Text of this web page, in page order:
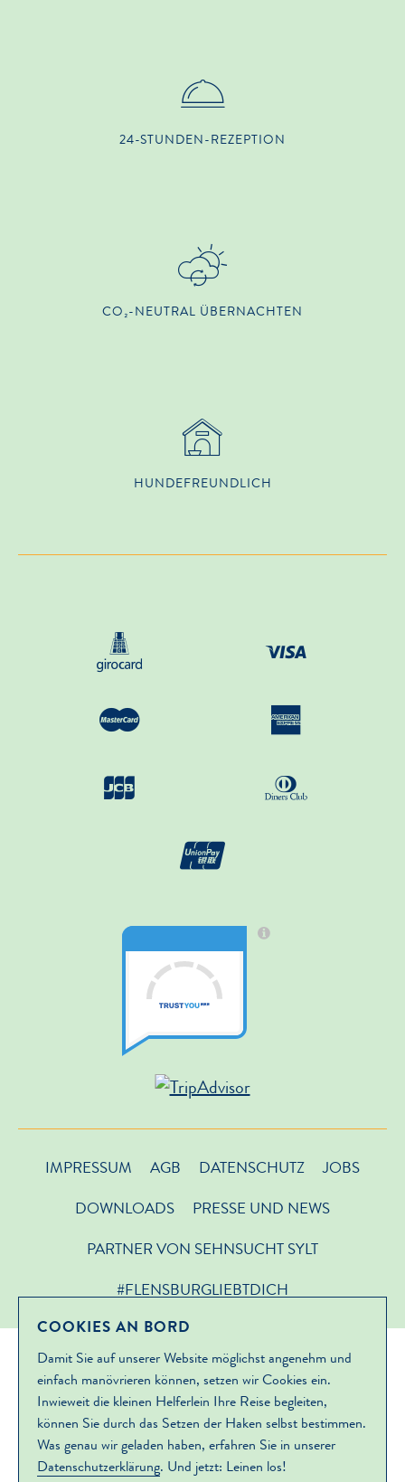
24-STUNDEN-REZEPTION
CO₂-NEUTRAL ÜBERNACHTEN
HUNDE­FREUNDLICH
IMPRESSUM AGB DATENSCHUTZ
JOBS
DOWNLOADS
PRESSE UND NEWS
PARTNER VON SEHNSUCHT SYLT
#FLENSBURGLIEBTDICH
COOKIES AN BORD
Damit Sie auf unserer Website möglichst angenehm und
einfach manövrieren können, setzen wir Cookies ein.
Inwieweit die kleinen Helferlein Ihre Reise begleiten,
können Sie durch das Setzen der Haken selbst bestimmen.
Was genau wir geladen haben, erfahren Sie in unserer
Datenschutzerklärung. Und jetzt: Leinen los!